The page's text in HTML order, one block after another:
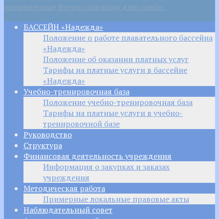
посвященные Всероссийскому дню самбо.
БАССЕЙН «Надежда»
Положение о работе плавательного бассейна
«Надежда»
Положение об оказании платных услуг
Тарифы на платные услуги в бассейне
«Надежда»
Учебно-тренировочная база
Положение учебно-тренировочная база
Тарифы на платные услуги в учебно-
тренировочной базе
Руководство
Структура
Финансовая деятельность учреждения
Информация о закупках и заказах
учреждения
Методическая работа
Примерные локальные правовые акты
Наблюдательный совет